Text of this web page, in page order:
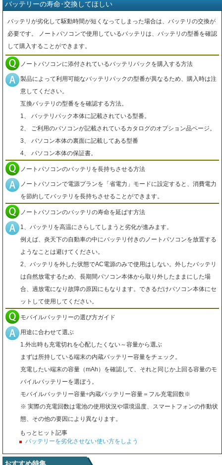
バッテリーの寿命･交換してほしい
バッテリが劣化して駆動時間が短くなってしまった場合は、バッテリの交換が
必要です。 ノートパソコンで使用しているバッテリは、バッテリの型番を確認
して購入することができます。
ノートパソコンに添付されているバッテリパックを購入する方法
製品によって利用可能なバッテリパックの型番が異なるため、購入時は注
意してください。
互換バッテリの型番をを確認する方法。
1、 バッテリパック本体に記載されている型番。
2、 ご利用のパソコンが記載されているカタログのオプション品ページ。
3、 パソコン本体の裏面に記載してある型番
4、 パソコン本体の保証書。
ノートパソコンのバッテリを長持ちさせる方法
ノートパソコンで電源プランを「省電力」モードに設定すると、消費電力
を節約してバッテリを長持ちさせることができます。
ノートパソコンのバッテリの寿命を延ばす方法
1、バッテリを高温にさらしてしまうと劣化が進みます。
例えば、炎天下の自動車の中にバッテリ付きのノートパソコンを放置する
ようなことは避けてください。
2、バッテリを外した状態でAC電源のみで使用はしない。外したバッテリ
は自然放電するため、長期間パソコン本体から取り外したままにした場
合、過放電になり故障の原因にもなります。できるだけパソコン本体にセ
ットして使用してください。
モバイルバッテリーの選び方ガイド
用途に合わせて選ぶ
1.外出時も充電切れを心配したくない～容量から選ぶ
まずは所持している端末の内蔵バッテリー容量をチェック。
充電したい端末の容量（mAh）を確認して、それと同じか上回る容量のモ
バイルバッテリーを選ぼう。
モバイルバッテリー容量÷内蔵バッテリー容量＝フル充電回数※
※ 実際の充電回数は電池の使用状況や環境温度、スマートフォンの作動状
態、その他の要因により異なります。
もっとヒット記事
バッテリーを劣化させない使い方をしよう